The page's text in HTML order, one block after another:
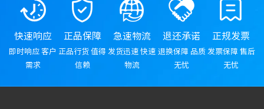
快速响应
即时响应 客户
需求
正品保障
正品行货 值得
信赖
急速物流
发货迅速 快速
物流
退还承诺
退换保障 品质
无忧
正规发票
发票保障 售后
无忧